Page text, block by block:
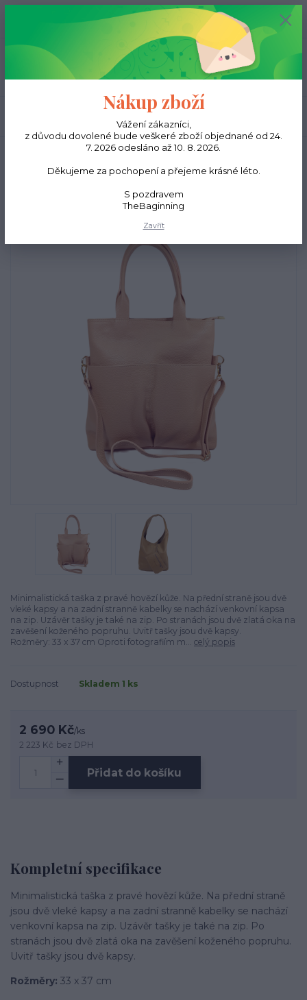
Menu
0,00 Kč
Úvod Kabelky Kabelka Selvaggia - Tělová
Kabelka Selvaggia - Tělová
Minimalistická taška z pravé hovězí kůže. Na přední straně jsou dvě
vleké kapsy a na zadní stranně kabelky se nachází venkovní kapsa
na zip. Uzávěr tašky je také na zip. Po stranách jsou dvě zlatá oka na
zavěšení koženého popruhu. Uvitř tašky jsou dvě kapsy.
Rožměry: 33 x 37 cm Oproti fotografiím m... celý popis
Dostupnost Skladem 1 ks
2 690 Kč/ks
2 223 Kč bez DPH
Přidat do košíku
Kompletní specifikace
Minimalistická taška z pravé hovězí kůže. Na přední straně
jsou dvě vleké kapsy a na zadní stranně kabelky se nachází
venkovní kapsa na zip. Uzávěr tašky je také na zip. Po
stranách jsou dvě zlatá oka na zavěšení koženého popruhu.
Uvitř tašky jsou dvě kapsy.
Rožměry: 33 x 37 cm
Nákup zboží
Vážení zákazníci,
z důvodu dovolené bude veškeré zboží objednané od 24.
7. 2026 odesláno až 10. 8. 2026.
Děkujeme za pochopení a přejeme krásné léto.
S pozdravem
TheBaginning
Zavřít